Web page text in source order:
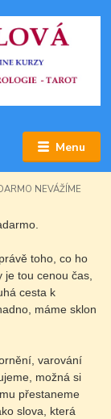
Menu
NEVÁŽÍME
toho, co ho
je tou cenou čas,
cesta k
máme sklon
varování
možná si
přestaneme
slova, která